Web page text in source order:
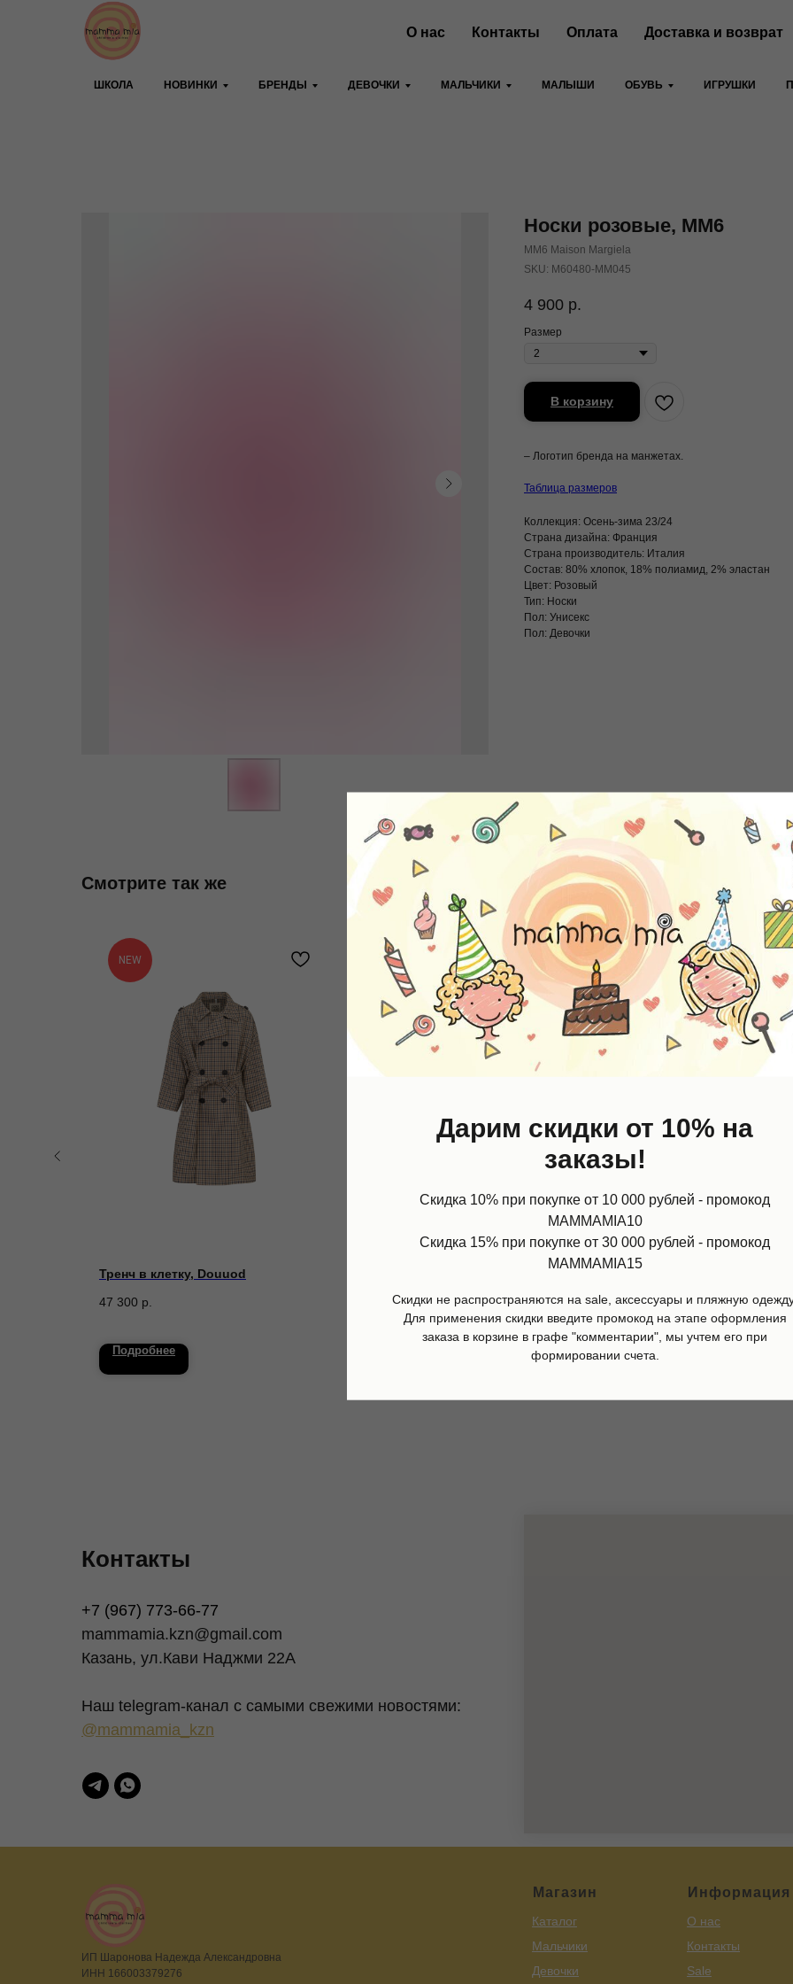
О нас Контакты Оплата Доставка и возврат
ШКОЛА НОВИНКИ БРЕНДЫ ДЕВОЧКИ МАЛЬЧИКИ МАЛЫШИ ОБУВЬ ИГРУШКИ
Носки розовые, MM6
MM6 Maison Margiela
SKU: M60480-MM045
4 900 р.
Размер
В корзину
– Логотип бренда на манжетах.
Таблица размеров
Коллекция: Осень-зима 23/24
Страна дизайна: Франция
Страна производитель: Италия
Состав: 80% хлопок, 18% полиамид, 2% эластан
Цвет: Розовый
Тип: Носки
Пол: Унисекс
Пол: Девочки
Смотрите так же
NEW
Тренч в клетку, Douuod
47 300 р.
Подробнее
NEW
р.
Бейсболка Orange spirit,
4 500 р.
Дарим скидки от 10% на
заказы!
Скидка 10% при покупке от 10 000 рублей - промокод
MAMMAMIA10
Скидка 15% при покупке от 30 000 рублей - промокод
MAMMAMIA15
Скидки не распространяются на sale, аксессуары и пляжную
Для применения скидки введите промокод на этапе оформления
заказа в корзине в графе "комментарии", мы учтем его при
формировании счета.
Контакты
+7 (967) 773-66-77
mammamia.kzn@gmail.com
Казань, ул.Кави Наджми 22А
Наш telegram-канал c самыми свежими новостями:
@mammamia_kzn
Магазин
Каталог
Мальчики
Девочки
Информация
О нас
Контакты
Sale
ИП Шаронова Надежда Александровна
ИНН 166003379276